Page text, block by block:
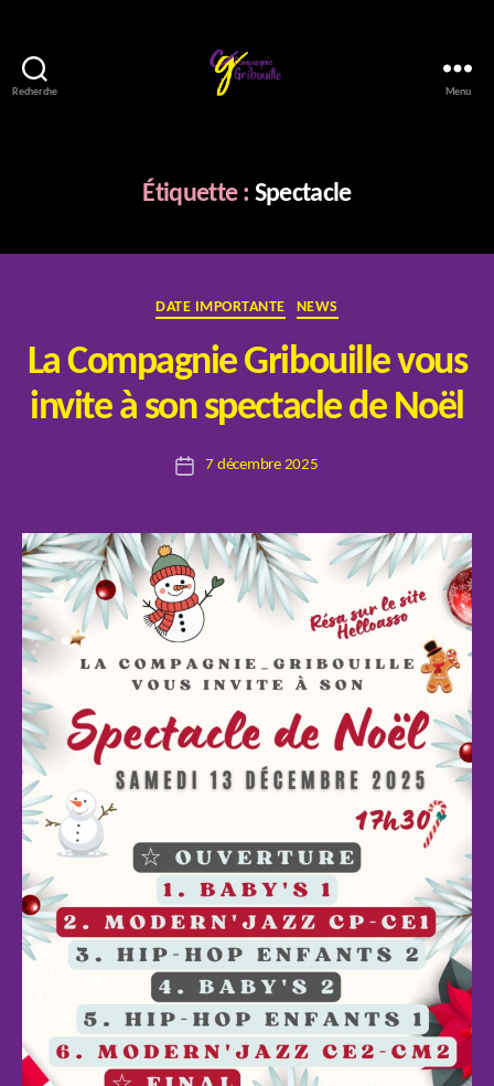
Recherche Menu
Étiquette : Spectacle
Catégories
DATE IMPORTANTE NEWS
La Compagnie Gribouille vous
invite à son spectacle de Noël
a
E
Date7 décembre 2025